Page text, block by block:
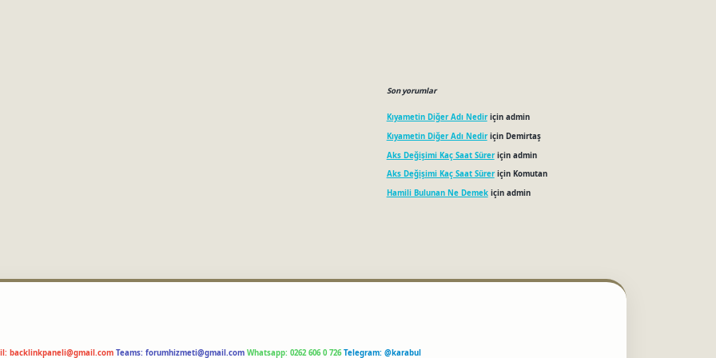
Son yorumlar
Kıyametin Diğer Adı Nediriçin admin
Kıyametin Diğer Adı Nediriçin Demirtaş
Aks Değişimi Kaç Saat Süreriçin admin
Aks Değişimi Kaç Saat Süreriçin Komutan
Hamili Bulunan Ne Demekiçin admin
backlinkpaneli@gmail.com Teams: forumhizmeti@gmail.com Whatsapp: 0262 606 0 726 Telegram: @karabul